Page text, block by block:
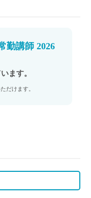
勤講師 2026
ます。
だけます。